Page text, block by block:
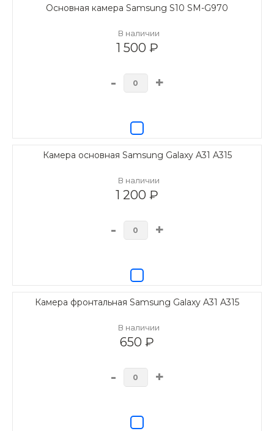
Основная камера Samsung S10 SM-G970
В наличии
1 500 ₽
- +
Камера основная Samsung Galaxy A31 A315
В наличии
1 200 ₽
- +
Камера фронтальная Samsung Galaxy A31 A315
В наличии
650 ₽
- +